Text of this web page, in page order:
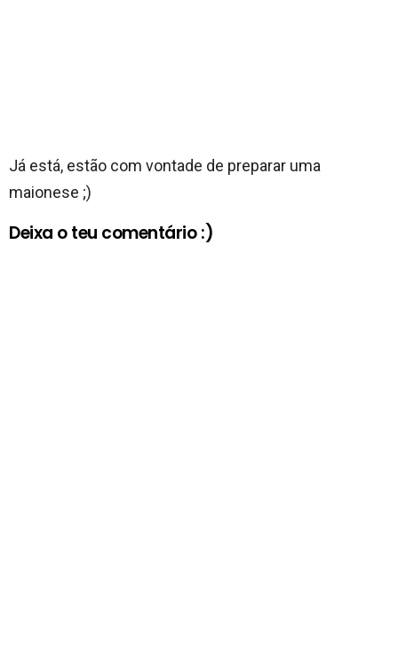
Já está, estão com vontade de preparar uma
maionese ;)
Deixa o teu comentário :)